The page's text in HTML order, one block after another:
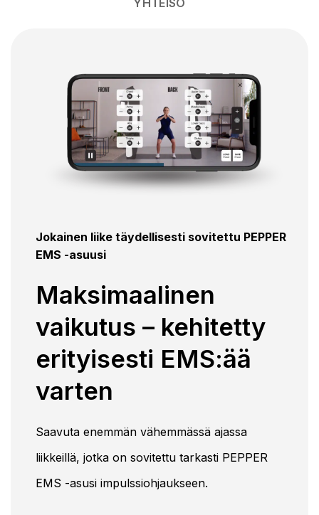
YHTEISÖ
Jokainen liike täydellisesti sovitettu PEPPER
EMS -asuusi
Maksimaalinen
vaikutus – kehitetty
erityisesti EMS:ää
varten
Saavuta enemmän vähemmässä ajassa
liikkeillä, jotka on sovitettu tarkasti PEPPER
EMS -asusi impulssiohjaukseen.